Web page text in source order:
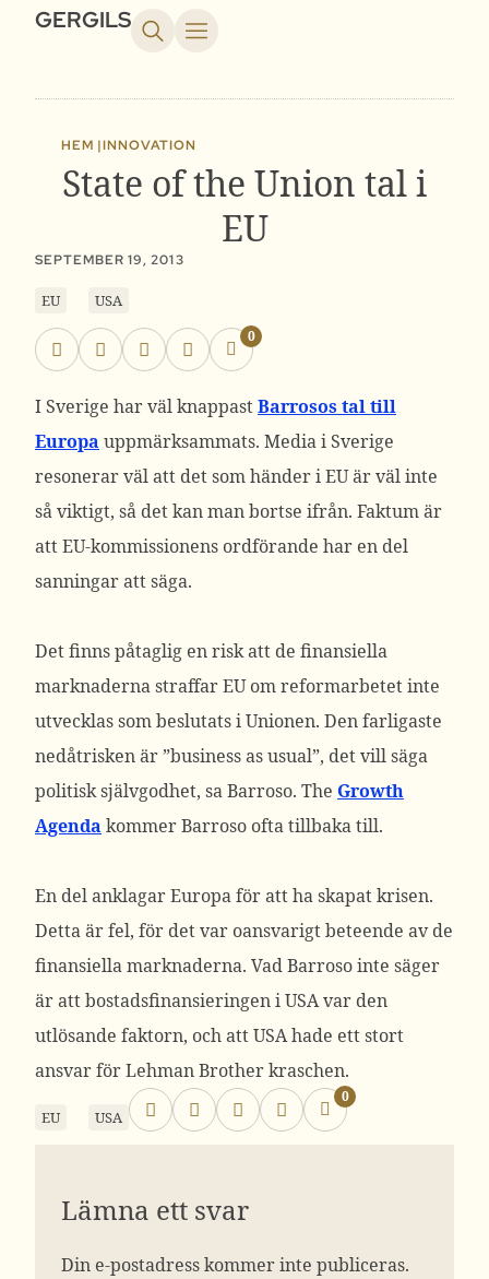
GERGILS
HEM |INNOVATION
State of the Union tal i
EU
SEPTEMBER 19, 2013
EU USA
0
I Sverige har väl knappastBarrosos tal till
Europa uppmärksammats. Media i Sverige
resonerar väl att det som händer i EU är väl inte
så viktigt, så det kan man bortse ifrån. Faktum är
att EU-kommissionens ordförande har en del
sanningar att säga.
Det finns påtaglig en risk att de finansiella
marknaderna straffar EU om reformarbetet inte
utvecklas som beslutats i Unionen. Den farligaste
nedåtrisken är ”business as usual”, det vill säga
politisk självgodhet, sa Barroso. The Growth
Agenda kommer Barroso ofta tillbaka till.
En del anklagar Europa för att ha skapat krisen.
Detta är fel, för det var oansvarigt beteende av de
finansiella marknaderna. Vad Barroso inte säger
är att bostadsfinansieringen i USA var den
utlösande faktorn, och att USA hade ett stort
ansvar för Lehman Brother kraschen.
EU USA
0
Lämna ett svar
Din e-postadress kommer inte publiceras.